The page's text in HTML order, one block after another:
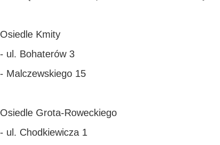
Osiedle Kmity
- ul. Bohaterów 3
- Malczewskiego 15
Osiedle Grota-Roweckiego
- ul. Chodkiewicza 1